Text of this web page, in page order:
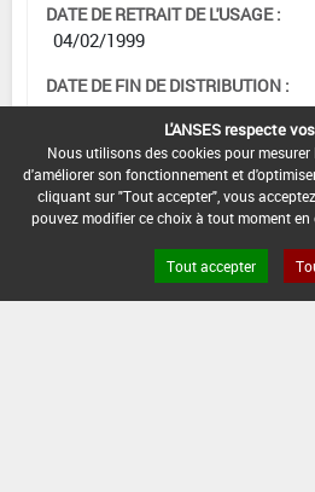
DATE DE RETRAIT DE L'USAGE :
04/02/1999
DATE DE FIN DE DISTRIBUTION :
-
DATE DE FIN D'UTILISATION :
-
L'ANSES respecte
Nous utilisons des cookies pour
d'améliorer son fonctionnement et
cliquant sur "Tout accepter", vous
pouvez modifier ce choix à tout moment
Tout accepter